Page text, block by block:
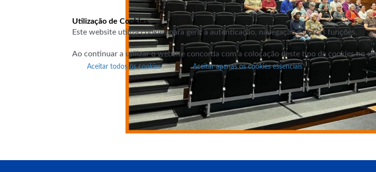
Utilização de Cookies
Este website utiliza cookies para gerir a autenticação, navegação e outras funções.
Ao continuar a utilizar o website concorda com a colocação deste tipo de cookies no
Aceitar todos os cookies Aceitar apenas os cookies essenciais